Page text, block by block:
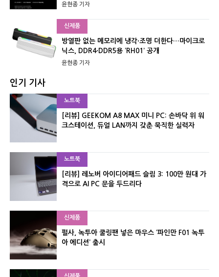
윤현종 기자
신제품
방열판 없는 메모리에 냉각·조명 더한다…마이크로
닉스, DDR4·DDR5용 ‘RH01’ 공개
윤현종 기자
인기 기사
노트북
[리뷰] GEEKOM A8 MAX 미니 PC: 손바닥 위 워
크스테이션, 듀얼 LAN까지 갖춘 묵직한 실력자
노트북
[리뷰] 레노버 아이디어패드 슬림 3: 100만 원대 가
격으로 AI PC 문을 두드리다
신제품
펄사, 녹투아 쿨링팬 넣은 마우스 ‘파인만 F01 녹투
아 에디션’ 출시